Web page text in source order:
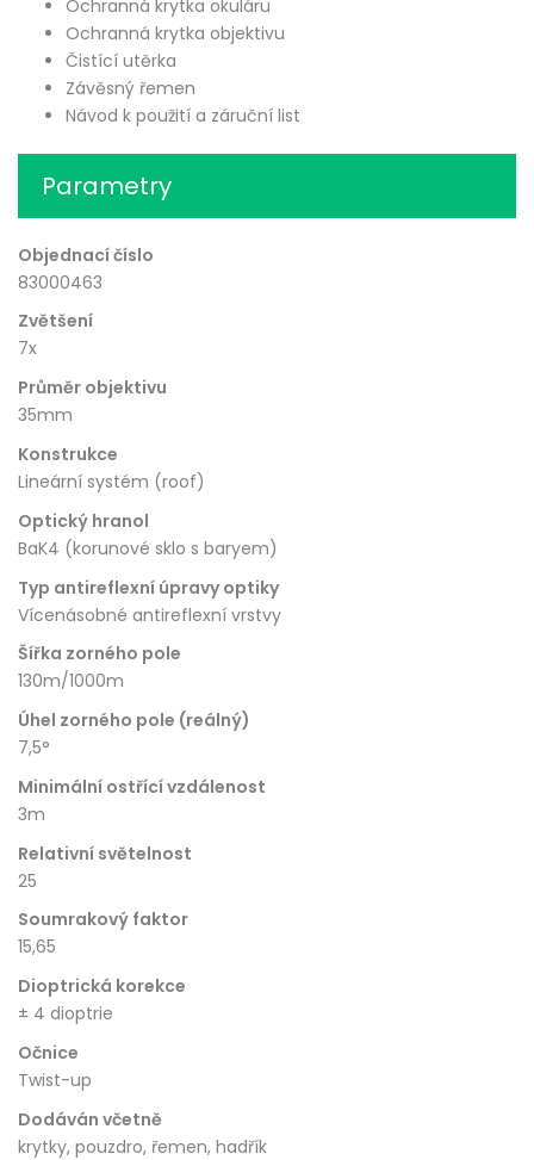
Ochranná krytka okuláru
Ochranná krytka objektivu
Čistící utěrka
Závěsný řemen
Návod k použití a záruční list
Parametry
Objednací číslo
83000463
Zvětšení
7x
Průměr objektivu
35mm
Konstrukce
Lineární systém (roof)
Optický hranol
BaK4 (korunové sklo s baryem)
Typ antireflexní úpravy optiky
Vícenásobné antireflexní vrstvy
Šířka zorného pole
130m/1000m
Úhel zorného pole (reálný)
7,5°
Minimální ostřící vzdálenost
3m
Relativní světelnost
25
Soumrakový faktor
15,65
Dioptrická korekce
± 4 dioptrie
Očnice
Twist-up
Dodáván včetně
krytky, pouzdro, řemen, hadřík